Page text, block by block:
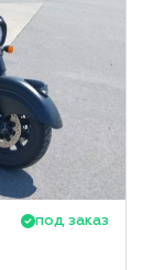
под заказ